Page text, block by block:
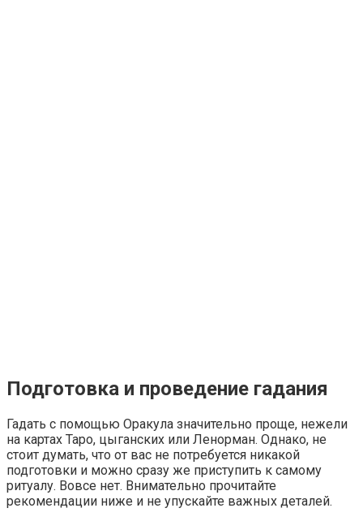
Подготовка и проведение гадания
Гадать с помощью Оракула значительно проще, нежели
на картах Таро, цыганских или Ленорман. Однако, не
стоит думать, что от вас не потребуется никакой
подготовки и можно сразу же приступить к самому
ритуалу. Вовсе нет. Внимательно прочитайте
рекомендации ниже и не упускайте важных деталей.